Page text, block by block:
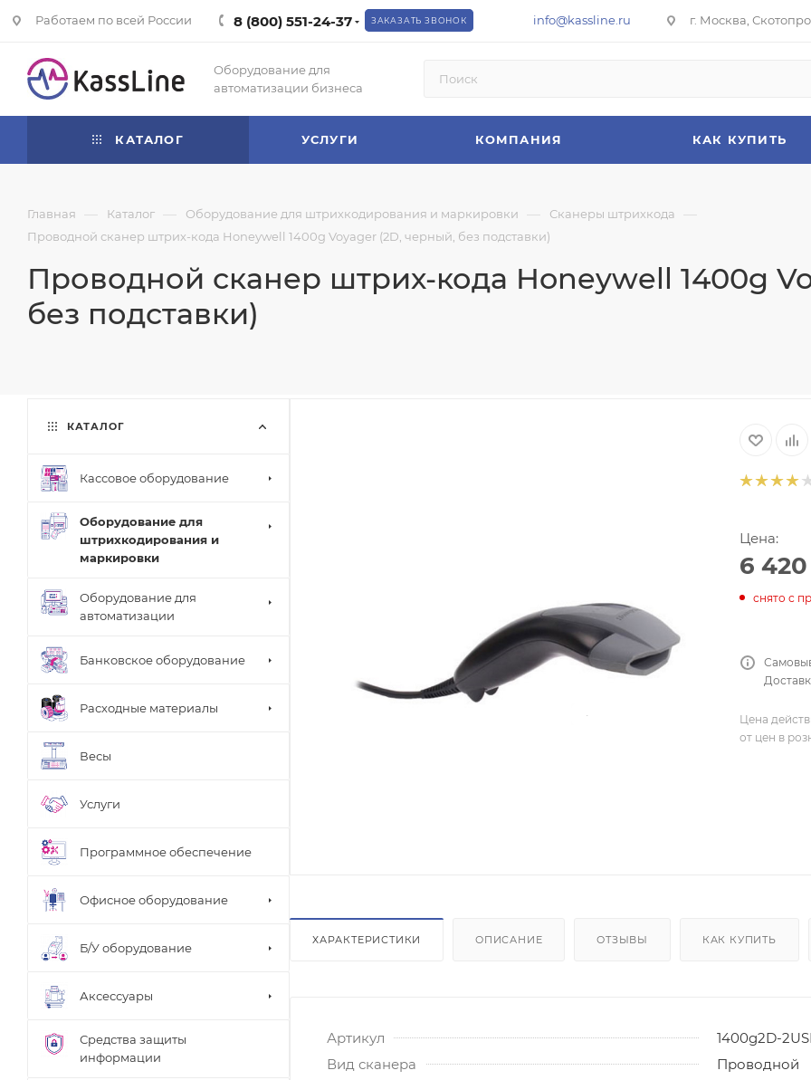
Работаем по всей России 8 (800) 551-24-37 ЗАКАЗАТЬ ЗВОНОК info@kassline.ru г. Москва,
Оборудование для
автоматизации бизнеса
КАТАЛОГ УСЛУГИ КОМПАНИЯ КАК КУПИТЬ
Главная — Каталог — Оборудование для штрихкодирования и маркировки — Сканеры штрихкода —
Проводной сканер штрих-кода Honeywell 1400g Voyager (2D, черный, без подставки)
Проводной сканер штрих-кода Honeywell 1400g
без подставки)
Цена:
6 420
снято с
Цена
от цен в
ХАРАКТЕРИСТИКИ ОПИСАНИЕ ОТЗЫВЫ КАК КУПИТЬ
Артикул
1400g2D-
Вид сканера
Проводной
КАТАЛОГ
Кассовое оборудование
Оборудование для
штрихкодирования и
маркировки
Оборудование для
автоматизации
Банковское оборудование
Расходные материалы
Весы
Услуги
Программное обеспечение
Офисное оборудование
Б/У оборудование
Аксессуары
Средства защиты
информации